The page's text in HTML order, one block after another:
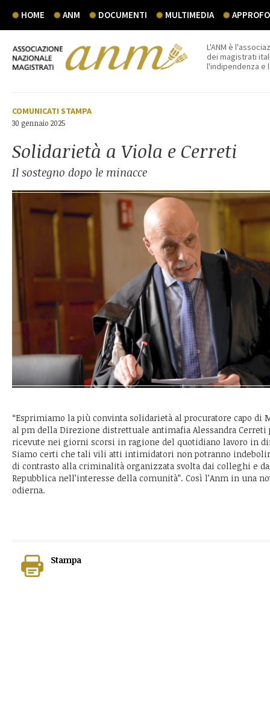
HOME ANM DOCUMENTI MULTIMEDIA
L'ANM è
dei magistrati
l'indipendenza e
COMUNICATI STAMPA
30 gennaio 2025
Solidarietà a Viola e Cerreti
Il sostegno dopo le minacce
“Esprimiamo la più convinta solidarietà al procuratore capo di
al pm della Direzione distrettuale antimafia Alessandra
ricevute nei giorni scorsi in ragione del quotidiano lavoro in
Siamo certi che tali vili atti intimidatori non potranno
di contrasto alla criminalità organizzata svolta dai colleghi e
Repubblica nell’interesse della comunità”. Così l’Anm in una
odierna.
Stampa